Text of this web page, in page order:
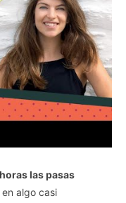
las pasas
algo casi